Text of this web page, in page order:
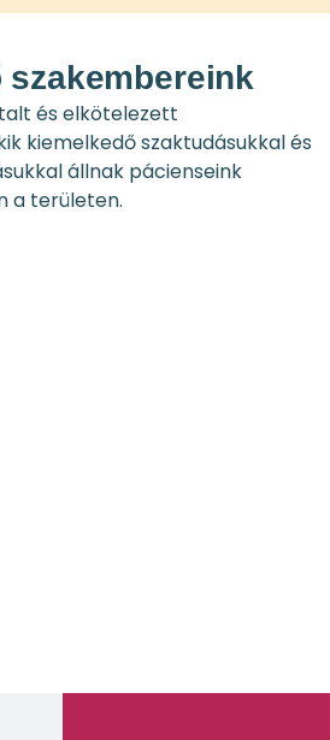
és elkötelezett
kiemelkedő szaktudásukkal és
állnak pácienseink
a területen.